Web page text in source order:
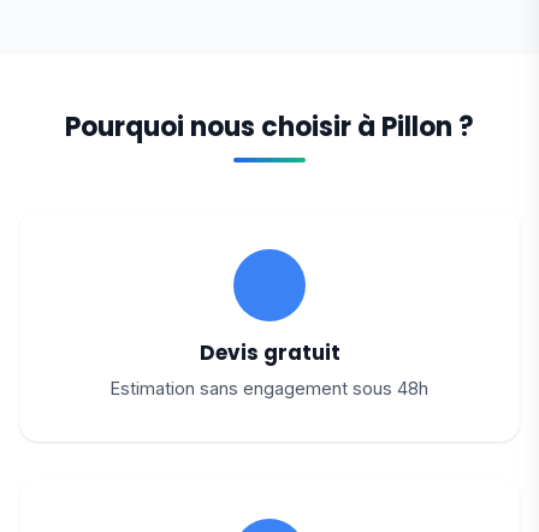
Pourquoi nous choisir à Pillon ?
Devis gratuit
Estimation sans engagement sous 48h